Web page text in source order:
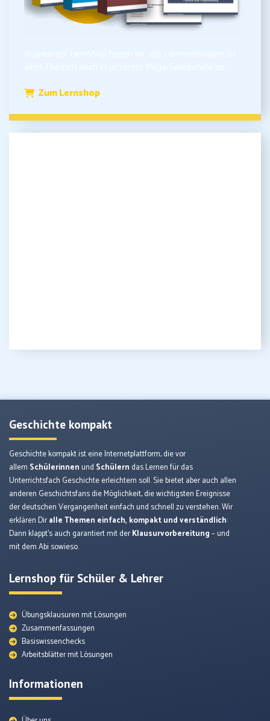
Zum Lernshop
Geschichte kompakt
Geschichte kompakt ist eine Internetplattform, die vor
allem Schülerinnen und Schülern das Lernen für das
Unterrichtsfach Geschichte erleichtern soll. Sie bietet aber auch allen
anderen Geschichtsfans die Möglichkeit, die wichtigsten Ereignisse
der deutschen Vergangenheit einfach und schnell zu verstehen. Wir
erklären Diralle Themen einfach, kompakt und verständlich:
Dann klappt’s auch garantiert mit derKlausurvorbereitung– und
mit dem Abi sowieso.
Lernshop für Schüler & Lehrer
Übungsklausuren mit Lösungen
Zusammenfassungen
Basiswissenchecks
Arbeitsblätter mit Lösungen
Informationen